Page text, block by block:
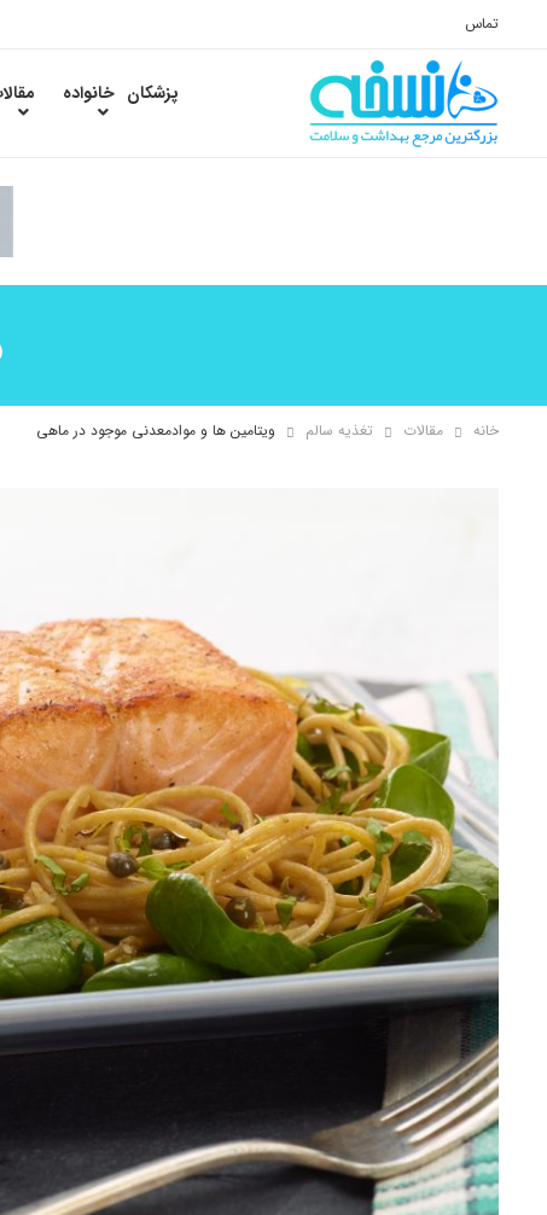
تماس
پزشکان خانواده
خانه مقالات تغذیه سالم ویتامین ها و موادمعدنی موجود در ماهی